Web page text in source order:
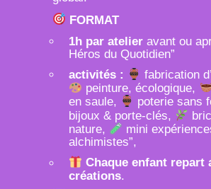
FORMAT
1h par atelier avant ou
Héros du Quotidien”
activités :
fabrication
peinture, écologique,
en saule,
poterie sans
bijoux & porte-clés,
nature,
mini
alchimistes”,
Chaque enfant repart
créations.